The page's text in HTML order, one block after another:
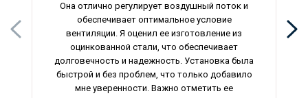
Она отлично регулирует воздушный поток и
обеспечивает оптимальное условие
вентиляции. Я оценил ее изготовление из
оцинкованной стали, что обеспечивает
долговечность и надежность. Установка была
быстрой и без проблем, что только добавило
мне уверенности. Важно отметить ее